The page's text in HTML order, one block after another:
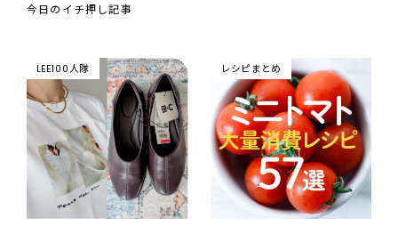
今日のイチ押し記事
LEE100人隊 レシピまとめ